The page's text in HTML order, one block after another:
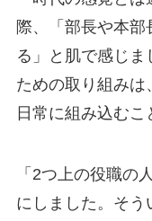
際、「部長や本
る」と肌で感じ
ための取り組みは
日常に組み込むこ
「2つ上の役職の
にしました。そう